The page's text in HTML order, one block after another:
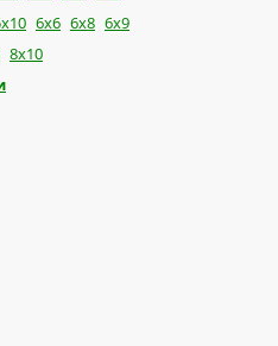
6x6 6x8 6x9
8x10